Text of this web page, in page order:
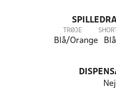
TRØJE
Blå/Orange Blå
Nej